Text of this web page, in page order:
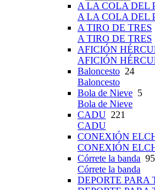
A LA COLA DEL
A LA COLA DEL
A TIRO DE TRES
A TIRO DE TRES
AFICIÓN
AFICIÓN
Baloncesto 24
Baloncesto
Bola de Nieve 5
Bola de Nieve
CADU 221
CADU
CONEXIÓN
CONEXIÓN
Córrete la banda 95
Córrete la banda
DEPORTE PARA